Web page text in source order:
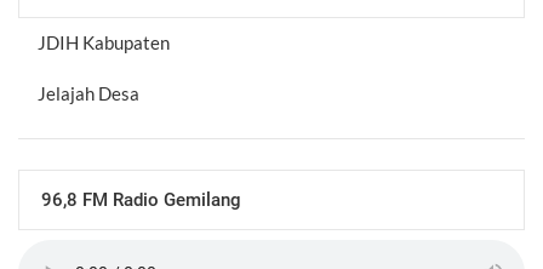
JDIH Kabupaten
Jelajah Desa
96,8 FM Radio Gemilang